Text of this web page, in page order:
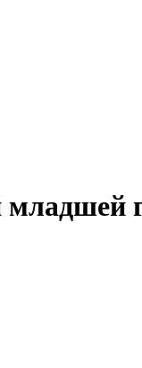
младшей